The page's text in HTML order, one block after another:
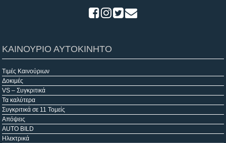
ΚΑΙΝΟΥΡΙΟ ΑΥΤΟΚΙΝΗΤΟ
Τιμές Καινούριων
Δοκιμές
VS – Συγκριτικά
Τα καλύτερα
Συγκριτικά σε 11 Τομείς
Απόψεις
AUTO BILD
Ηλεκτρικά